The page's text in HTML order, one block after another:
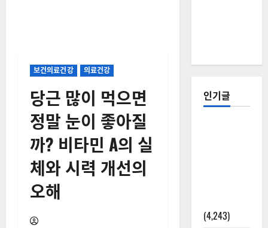
보건의료건강 의료건강
당근 많이 먹으면
정말 눈이 좋아질
까? 비타민 A의 실
체와 시력 개선의
오해
인기글
(4,243)